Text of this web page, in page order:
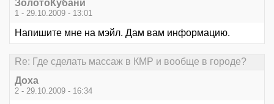
ЗолотоКубани
1 - 29.10.2009 - 13:01
Напишите мне на мэйл. Дам вам информацию.
Re: Где сделать массаж в КМР и вообще в городе?
Доха
2 - 29.10.2009 - 16:34